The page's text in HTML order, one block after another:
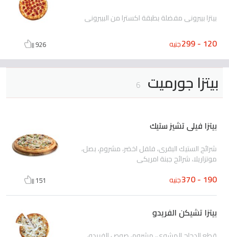
بيتزا بيبروني مفضلة بطبقة اكسترا من البيبروني
120 - 299 جنيه 926
بيتزا جورميت 6
بيتزا فيلى تشيز ستيك
شرائح الستيك البقرى، فلفل اخضر، مشروم، بصل،
موتزاريلا، شرائح جبنة امريكى
190 - 370 جنيه 151
بيتزا تشيكن الفريدو